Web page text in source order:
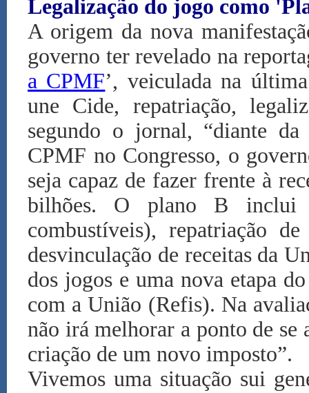
Legalização do jogo como
A origem da nova
governo ter revelado na
a CPMF’, veiculada na
une Cide, repatriação,
segundo o jornal, “diante
CPMF no Congresso, o
seja capaz de fazer frente à
bilhões. O plano B inclui
combustíveis), repatriação
desvinculação de receitas da
dos jogos e uma nova etapa
com a União (Refis). Na
não irá melhorar a ponto de
criação de um novo imposto”.
Vivemos uma situação sui